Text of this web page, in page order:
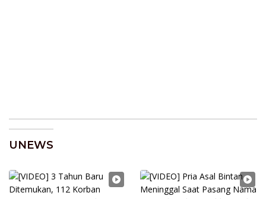
UNEWS